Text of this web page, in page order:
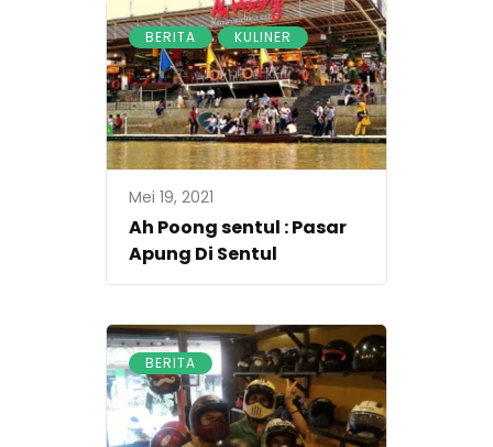
BERITA , KULINER
Mei 19, 2021
Ah Poong sentul : Pasar
Apung Di Sentul
BERITA